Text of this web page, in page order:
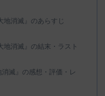
地消滅』のあらすじ
地消滅』の結末・ラスト
滅』の感想・評価・レ